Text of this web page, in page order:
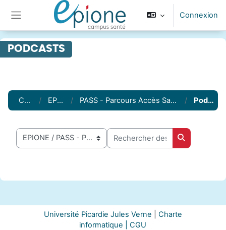
Passer au contenu principal
Panneau latéral
Connexion
PODCASTS
Cours EPIONE PASS - Parcours Accès Santé Spécifique Podcasts
Catégories de cours
Rechercher des cours
Rechercher
Université Picardie Jules Verne
Charte
informatique |
CGU